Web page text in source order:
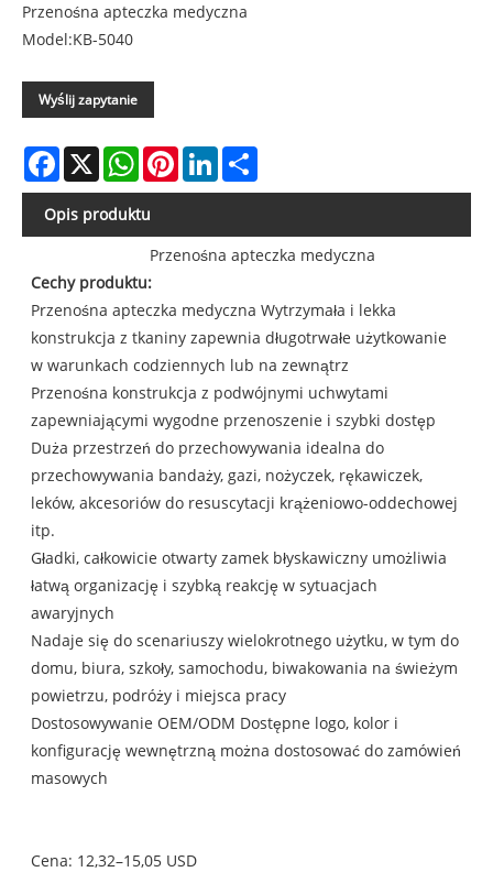
Przenośna apteczka medyczna
Model:KB-5040
Wyślij zapytanie
Facebook
X WhatsAppPinterestLinkedIn
Opis produktu
Przenośna apteczka medyczna
Cechy produktu:
Przenośna apteczka medyczna Wytrzymała i lekka
konstrukcja z tkaniny zapewnia długotrwałe użytkowanie
w warunkach codziennych lub na zewnątrz
Przenośna konstrukcja z podwójnymi uchwytami
zapewniającymi wygodne przenoszenie i szybki dostęp
Duża przestrzeń do przechowywania idealna do
przechowywania bandaży, gazi, nożyczek, rękawiczek,
leków, akcesoriów do resuscytacji krążeniowo-oddechowej
itp.
Gładki, całkowicie otwarty zamek błyskawiczny umożliwia
łatwą organizację i szybką reakcję w sytuacjach
awaryjnych
Nadaje się do scenariuszy wielokrotnego użytku, w tym do
domu, biura, szkoły, samochodu, biwakowania na świeżym
powietrzu, podróży i miejsca pracy
Dostosowywanie OEM/ODM Dostępne logo, kolor i
konfigurację wewnętrzną można dostosować do zamówień
masowych
Cena: 12,32–15,05 USD